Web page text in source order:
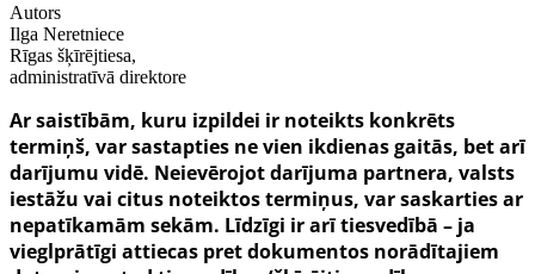
Autors
Ilga Neretniece
Rīgas šķīrējtiesa,
administratīvā direktore
Ar saistībām, kuru izpildei ir noteikts konkrēts
termiņš, var sastapties ne vien ikdienas gaitās, bet arī
darījumu vidē. Neievērojot darījuma partnera, valsts
iestāžu vai citus noteiktos termiņus, var saskarties ar
nepatīkamām sekām. Līdzīgi ir arī tiesvedībā – ja
vieglprātīgi attiecas pret dokumentos norādītajiem